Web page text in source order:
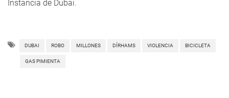
Instancia de Dubai.
DUBAI ROBO MILLONES DÍRHAMS VIOLENCIA BICICLETA
GAS PIMIENTA